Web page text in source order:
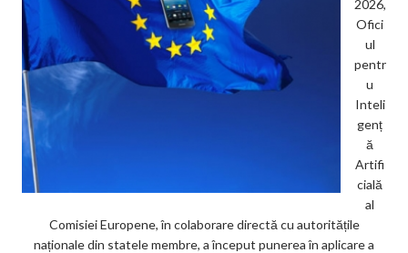
2026,
Ofici
ul
pentr
u
Inteli
genț
ă
Artifi
cială
al
Comisiei Europene, în colaborare directă cu autoritățile
naționale din statele membre, a început punerea în aplicare a